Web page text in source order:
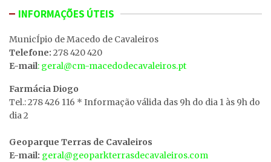
INFORMAÇÕES ÚTEIS
MunicÍpio de Macedo de Cavaleiros
Telefone: 278 420 420
E-mail: geral@cm-macedodecavaleiros.pt
Farmácia Diogo
Tel.: 278 426 116 * Informação válida das 9h do dia 1 às 9h do
dia 2
Geoparque Terras de Cavaleiros
E-mail: geral@geoparkterrasdecavaleiros.com